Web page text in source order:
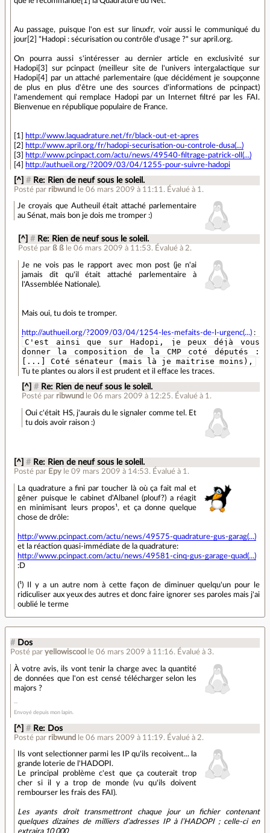
Au passage, puisque l'on est sur linuxfr, voir aussi le communiqué du
jour[2] "Hadopi : sécurisation ou contrôle d'usage ?" sur april.org.
On pourra aussi s'intéresser au dernier article en exclusivité sur
Hadopi[3] sur pcinpact (meilleur site de l'univers intergalactique sur
Hadopi[4] par un attaché parlementaire (que décidément je soupçonne
de plus en plus d'être une des sources d'informations de pcinpact)
l'amendement qui remplace Hadopi par un Internet filtré par les FAI.
Bienvenue en république populaire de France.
[1]
http://www.laquadrature.net/fr/black-out-et-apres
[2]
http://www.april.org/fr/hadopi-securisation-ou-controle-dusa(...)
[3]
http://www.pcinpact.com/actu/news/49540-filtrage-patrick-oll(...)
[4]
http://authueil.org/?2009/03/04/1255-pour-suivre-hadopi
[^] # Re: Rien de neuf sous le soleil.
Posté par ribwund le 06 mars 2009 à 11:11 . Évalué à 1 .
Je croyais que Autheuil était attaché parlementaire
au Sénat, mais bon je dois me tromper :)
[^] # Re: Rien de neuf sous le soleil.
Posté par ß ß le 06 mars 2009 à 11:53.Évalué à 2.
Je ne vois pas le rapport avec mon post (je n'ai
jamais dit qu'il était attaché parlementaire à
l'Assemblée Nationale).
Mais oui, tu dois te tromper.
http://authueil.org/?2009/03/04/1254-les-mefaits-de-l-urgenc(...):
C'est ainsi que sur Hadopi, je peux déjà vous
donner la composition de la CMP coté députés :
[...] Coté sénateur (mais là je maitrise moins),
Tu te plantes ou alors il est prudent et il efface les traces.
[^] # Re: Rien de neuf sous le soleil.
Posté par ribwund le 06 mars 2009 à 12:25. Évalué à 1 .
Oui c'était HS, j'aurais du le signaler comme tel. Et
tu dois avoir raison :)
[^] # Re: Rien de neuf sous le soleil.
Posté par Epy le 09 mars 2009 à 14:53. Évalué à 1 .
La quadrature a fini par toucher là où ça fait mal et
gêner puisque le cabinet d'Albanel (plouf?) a réagit
en minimisant leurs propos¹, et ça donne quelque
chose de drôle:
http://www.pcinpact.com/actu/news/49575-quadrature-gus-garag(...)
et la réaction quasi-immédiate de la quadrature:
http://www.pcinpact.com/actu/news/49581-cinq-gus-garage-quad(...)
:D
(¹) Il y a un autre nom à cette façon de diminuer quelqu'un pour le
ridiculiser aux yeux des autres et donc faire ignorer ses paroles mais j'ai
oublié le terme
# Dos
Posté par yellowiscool le 06 mars 2009 à 11:16. Évalué à 3.
À votre avis, ils vont tenir la charge avec la quantité
de données que l'on est censé télécharger selon les
majors ?
Envoyé depuis mon lapin.
[^] # Re: Dos
Posté par ribwund le 06 mars 2009 à 11:19. Évalué à 2.
Ils vont selectionner parmi les IP qu'ils recoivent... la
grande loterie de l'HADOPI.
Le principal problème c'est que ça couterait trop
cher si il y a trop de monde (vu qu'ils doivent
rembourser les frais des FAI).
Les ayants droit transmettront chaque jour un fichier contenant
quelques dizaines de milliers d’adresses IP à l’HADOPI ; celle-ci en
extraira 10 000